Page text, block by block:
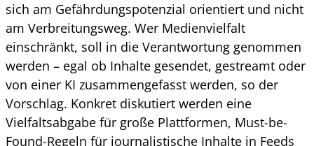
sich am Gefährdungspotenzial orientiert und nicht
am Verbreitungsweg. Wer Medienvielfalt
einschränkt, soll in die Verantwortung genommen
werden – egal ob Inhalte gesendet, gestreamt oder
von einer KI zusammengefasst werden, so der
Vorschlag. Konkret diskutiert werden eine
Vielfaltsabgabe für große Plattformen, Must-be-
Found-Regeln für journalistische Inhalte in Feeds